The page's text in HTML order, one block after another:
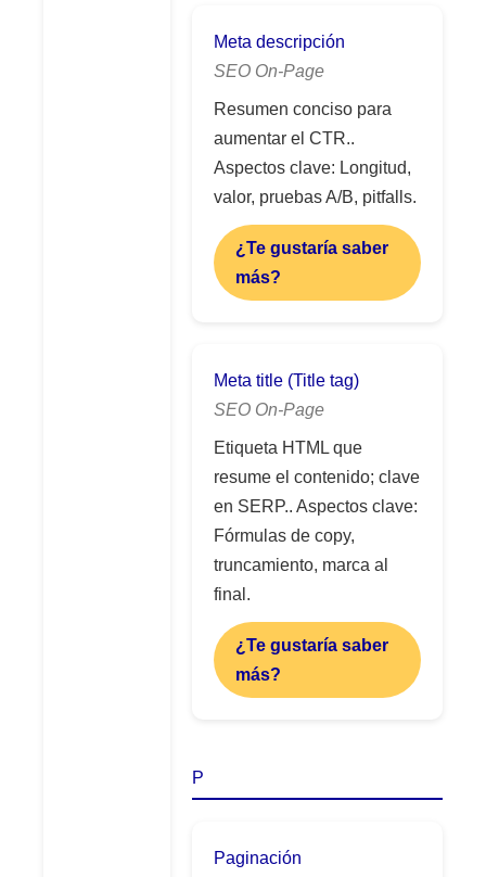
Meta descripción
SEO On-Page
Resumen conciso para
aumentar el CTR..
Aspectos clave: Longitud,
valor, pruebas A/B, pitfalls.
¿Te gustaría saber
más?
Meta title (Title tag)
SEO On-Page
Etiqueta HTML que
resume el contenido; clave
en SERP.. Aspectos clave:
Fórmulas de copy,
truncamiento, marca al
final.
¿Te gustaría saber
más?
P
Paginación